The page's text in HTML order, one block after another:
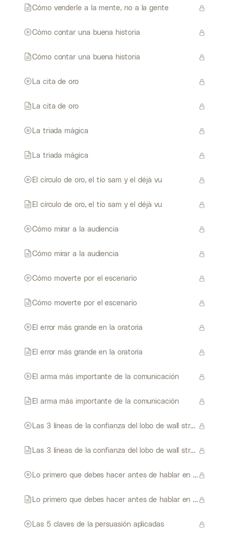
Cómo venderle a la mente, no a la gente
Cómo contar una buena historia
Cómo contar una buena historia
La cita de oro
La cita de oro
La triada mágica
La triada mágica
El círculo de oro, el tío sam y el déjà vu
El círculo de oro, el tío sam y el déjà vu
Cómo mirar a la audiencia
Cómo mirar a la audiencia
Cómo moverte por el escenario
Cómo moverte por el escenario
El error más grande en la oratoria
El error más grande en la oratoria
El arma más importante de la comunicación
El arma más importante de la comunicación
Las 3 líneas de la confianza del lobo de wall street
Las 3 líneas de la confianza del lobo de wall street
Lo primero que debes hacer antes de hablar en público
Lo primero que debes hacer antes de hablar en público
Las 5 claves de la persuasión aplicadas